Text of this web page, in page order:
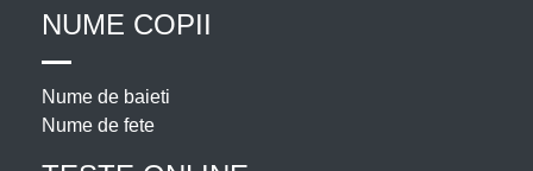
NUME COPII
Nume de baieti
Nume de fete